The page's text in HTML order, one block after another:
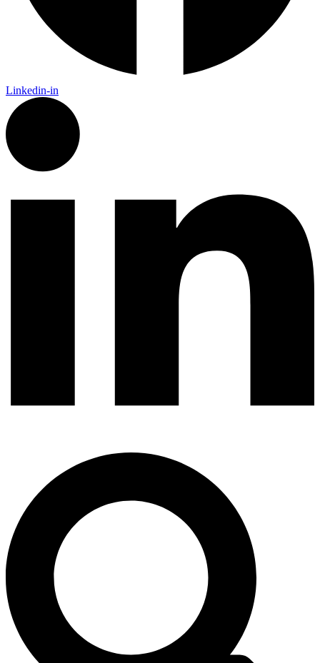
Linkedin-in